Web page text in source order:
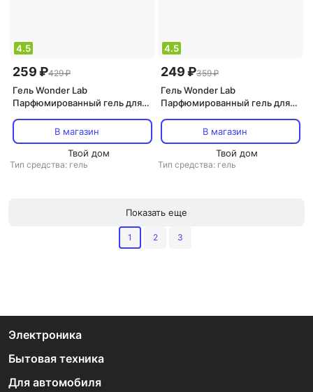
4.5
259 ₽429 ₽
Гель Wonder Lab
Парфюмированный гель для
малышейВ магазин
Твой дом
Тип средства: гель
4.5
249 ₽359 ₽
Гель Wonder Lab
Парфюмированный гель для
В магазин
Твой дом
Тип средства: гель
Показать еще
1 2 3
Электроника
Бытовая техника
Для автомобиля